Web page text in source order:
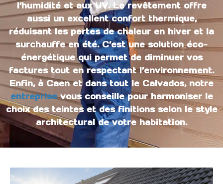
l’humidité et aux UV. Le revêtement offre
aussi un excellent confort thermique,
réduisant les pertes de chaleur en hiver et la
surchauffe en été. C’est une solution éco-
énergétique qui permet de diminuer vos
factures tout en respectant l’environnement.
Enfin, à Caen et dans tout le Calvados, notre
entreprisevous conseille pour harmoniser le
choix des teintes et des finitions selon le style
architectural de votre habitation.